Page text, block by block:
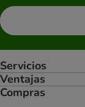
Servicios
Ventajas
Compras